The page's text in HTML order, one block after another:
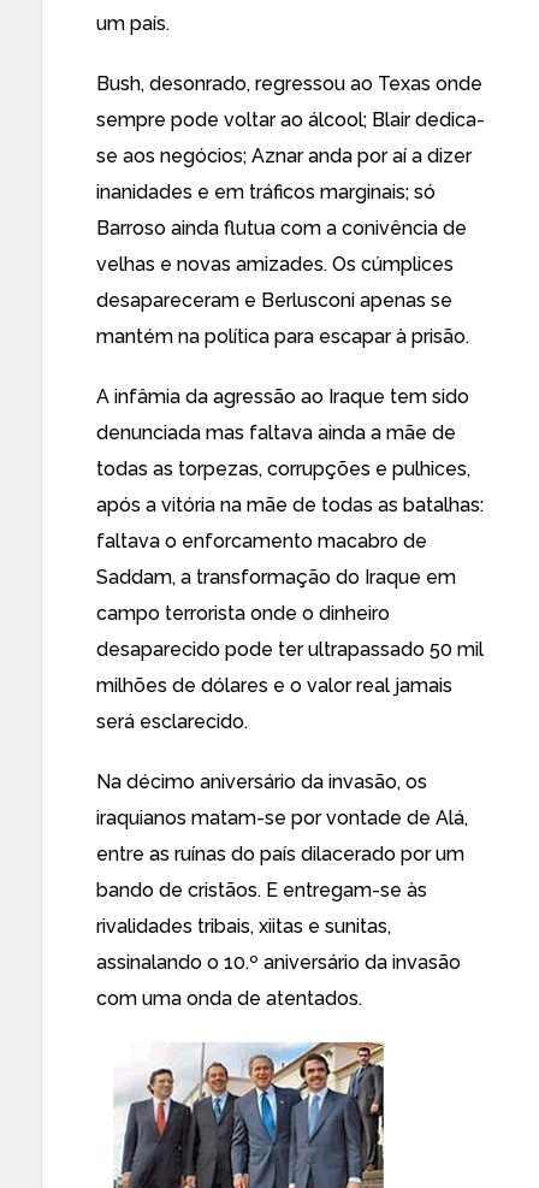
um país.
Bush, desonrado, regressou ao Texas onde
sempre pode voltar ao álcool; Blair dedica-
se aos negócios; Aznar anda por aí a dizer
inanidades e em tráficos marginais; só
Barroso ainda flutua com a conivência de
velhas e novas amizades. Os cúmplices
desapareceram e Berlusconi apenas se
mantém na política para escapar à prisão.
A infâmia da agressão ao Iraque tem sido
denunciada mas faltava ainda a mãe de
todas as torpezas, corrupções e pulhices,
após a vitória na mãe de todas as batalhas:
faltava o enforcamento macabro de
Saddam, a transformação do Iraque em
campo terrorista onde o dinheiro
desaparecido pode ter ultrapassado 50 mil
milhões de dólares e o valor real jamais
será esclarecido.
Na décimo aniversário da invasão, os
iraquianos matam-se por vontade de Alá,
entre as ruínas do país dilacerado por um
bando de cristãos. E entregam-se às
rivalidades tribais, xiitas e sunitas,
assinalando o 10.º aniversário da invasão
com uma onda de atentados.